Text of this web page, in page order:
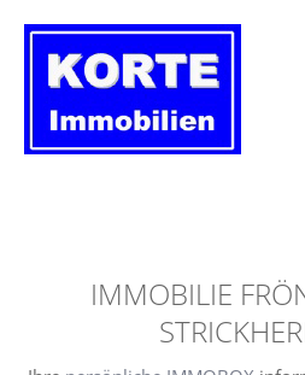
Inhalt
springen
IMMOBILIE